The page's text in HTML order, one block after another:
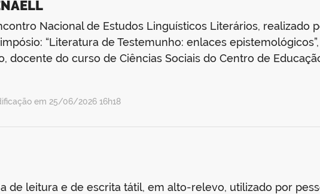
Nacional de Estudos Linguísticos Literários, realizado
“Literatura de Testemunho: enlaces
docente do curso de Ciências Sociais do Centro de
em 25/06/2026 16h18
de leitura e de escrita tátil, em alto-relevo, utilizado por